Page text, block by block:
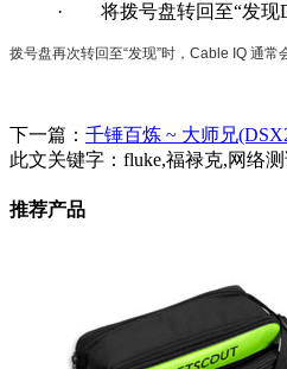
· 将拨号盘转回至“发现
拨号盘再次转回至“发现”时，Cable IQ 通常
下一篇： 千锤百炼 ~ 大师兄
此文关键字： fluke,福禄克,网络
推荐产品